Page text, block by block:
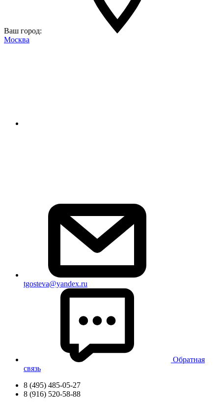
Ваш город:
Москва
tgosteva@yandex.ru
Обратная
связь
8 (495) 485-05-27
8 (916) 520-58-88